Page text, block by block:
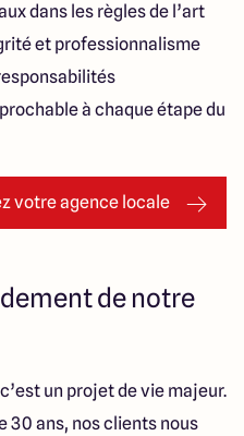
dans les règles de l’art
et professionnalisme
à chaque étape du
votre agence locale
de notre
un projet de vie majeur.
30 ans, nos clients nous